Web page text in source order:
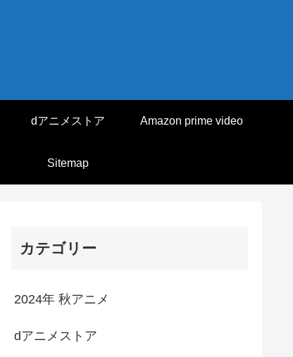
dアニメストア Amazon prime video
Sitemap
カテゴリー
2024年 秋アニメ
dアニメストア